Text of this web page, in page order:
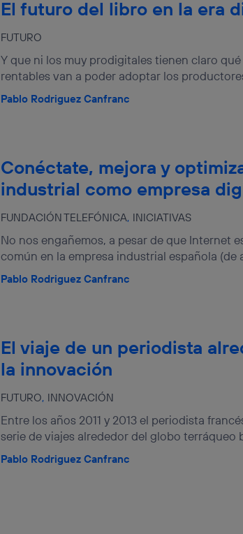
FUTURO
El futuro del libro en la era
Y que ni los muy prodigitales tienen claro
rentables van a poder adoptar los
Pablo Rodriguez Canfranc
FUNDACIÓN TELEFÓNICA INICIATIVAS
Conéctate, mejora y
industrial como empresa
No nos engañemos, a pesar de que Internet
común en la empresa industrial española (de
Pablo Rodriguez Canfranc
FUTURO INNOVACIÓN
El viaje de un periodista
la innovación
Entre los años 2011 y 2013 el periodista
serie de viajes alrededor del globo terráqueo
Pablo Rodriguez Canfranc